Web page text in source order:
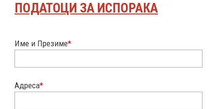
ПОДАТОЦИ ЗА ИСПОРАКА
Име и Презиме*
Адреса*